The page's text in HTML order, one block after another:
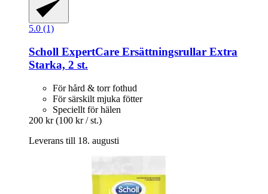
5.0 (1)
Scholl ExpertCare Ersättningsrullar Extra
Starka, 2 st.
För hård & torr fothud
För särskilt mjuka fötter
Speciellt för hälen
200 kr (100 kr / st.)
Leverans till 18. augusti